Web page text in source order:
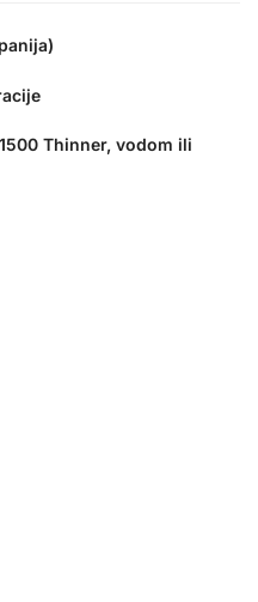
Thinner, vodom ili